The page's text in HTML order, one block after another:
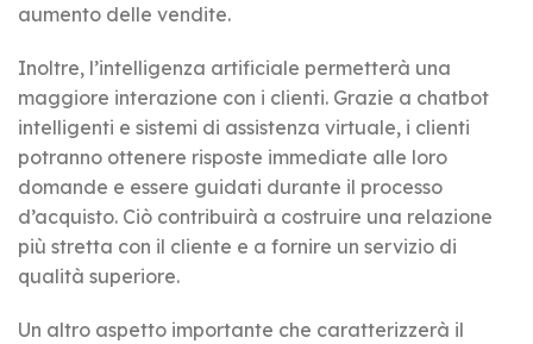
aumento delle vendite.
Inoltre, l’intelligenza artificiale permetterà una
maggiore interazione con i clienti. Grazie a chatbot
intelligenti e sistemi di assistenza virtuale, i clienti
potranno ottenere risposte immediate alle loro
domande e essere guidati durante il processo
d’acquisto. Ciò contribuirà a costruire una relazione
più stretta con il cliente e a fornire un servizio di
qualità superiore.
Un altro aspetto importante che caratterizzerà il